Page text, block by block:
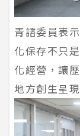
青諮委員表
化保存不只
化經營，讓
地方創生呈